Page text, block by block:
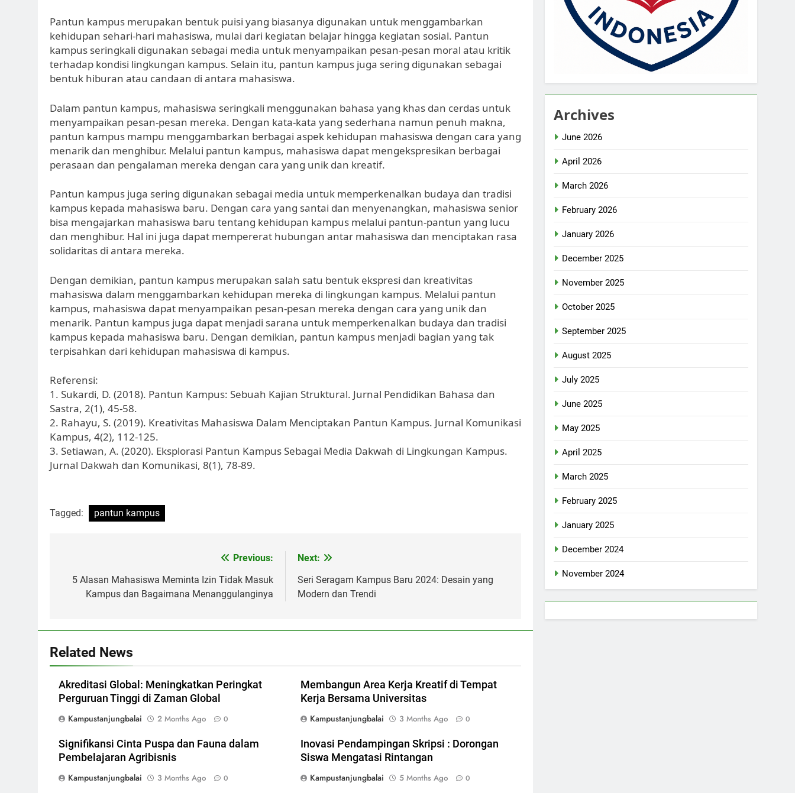
Pantun kampus merupakan bentuk puisi yang biasanya digunakan untuk menggambarkan
kehidupan sehari-hari mahasiswa, mulai dari kegiatan belajar hingga kegiatan sosial. Pantun
kampus seringkali digunakan sebagai media untuk menyampaikan pesan-pesan moral atau kritik
terhadap kondisi lingkungan kampus. Selain itu, pantun kampus juga sering digunakan sebagai
bentuk hiburan atau candaan di antara mahasiswa.
Dalam pantun kampus, mahasiswa seringkali menggunakan bahasa yang khas dan cerdas untuk
menyampaikan pesan-pesan mereka. Dengan kata-kata yang sederhana namun penuh makna,
pantun kampus mampu menggambarkan berbagai aspek kehidupan mahasiswa dengan cara yang
menarik dan menghibur. Melalui pantun kampus, mahasiswa dapat mengekspresikan berbagai
perasaan dan pengalaman mereka dengan cara yang unik dan kreatif.
Pantun kampus juga sering digunakan sebagai media untuk memperkenalkan budaya dan tradisi
kampus kepada mahasiswa baru. Dengan cara yang santai dan menyenangkan, mahasiswa senior
bisa mengajarkan mahasiswa baru tentang kehidupan kampus melalui pantun-pantun yang lucu
dan menghibur. Hal ini juga dapat mempererat hubungan antar mahasiswa dan menciptakan rasa
solidaritas di antara mereka.
Dengan demikian, pantun kampus merupakan salah satu bentuk ekspresi dan kreativitas
mahasiswa dalam menggambarkan kehidupan mereka di lingkungan kampus. Melalui pantun
kampus, mahasiswa dapat menyampaikan pesan-pesan mereka dengan cara yang unik dan
menarik. Pantun kampus juga dapat menjadi sarana untuk memperkenalkan budaya dan tradisi
kampus kepada mahasiswa baru. Dengan demikian, pantun kampus menjadi bagian yang tak
terpisahkan dari kehidupan mahasiswa di kampus.
Referensi:
1. Sukardi, D. (2018). Pantun Kampus: Sebuah Kajian Struktural. Jurnal Pendidikan Bahasa dan
Sastra, 2(1), 45-58.
2. Rahayu, S. (2019). Kreativitas Mahasiswa Dalam Menciptakan Pantun Kampus. Jurnal Komunikasi
Kampus, 4(2), 112-125.
3. Setiawan, A. (2020). Eksplorasi Pantun Kampus Sebagai Media Dakwah di Lingkungan Kampus.
Jurnal Dakwah dan Komunikasi, 8(1), 78-89.
Tagged: pantun kampus
navigation
Previous:
5 Alasan Mahasiswa Meminta Izin Tidak Masuk
Kampus dan Bagaimana Menanggulanginya
Next:
Seri Seragam Kampus Baru 2024: Desain yang
Modern dan Trendi
Related News
Akreditasi Global: Meningkatkan Peringkat
Perguruan Tinggi di Zaman Global
Kampustanjungbalai
2 Months Ago 0
Membangun Area Kerja Kreatif di Tempat
Kerja Bersama Universitas
Kampustanjungbalai
3 Months Ago 0
Signifikansi Cinta Puspa dan Fauna dalam
Pembelajaran Agribisnis
Kampustanjungbalai
3 Months Ago 0
Inovasi Pendampingan Skripsi : Dorongan
Siswa Mengatasi Rintangan
Kampustanjungbalai
5 Months Ago 0
Archives
June 2026
April 2026
March 2026
February 2026
January 2026
December 2025
November 2025
October 2025
September 2025
August 2025
July 2025
June 2025
May 2025
April 2025
March 2025
February 2025
January 2025
December 2024
November 2024